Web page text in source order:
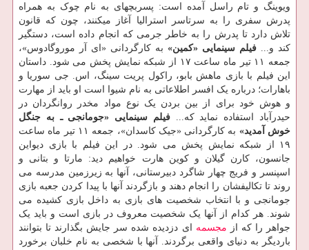
ویوینگ و تام راسل آمده است: پسربچه‎ای به نام چوک به همراه
پدرش سفری را به سرتاسر استرالیا آغاز می‎کنند، چون که قانون
تلاش دارد تا پدرش را به خاطر جرمی که انجام داده است، دستگیر
کند و... فیلم سینمایی «کمین» به کارگردانی «ای آر موروگادوس»،
جمعه ۱۱ تیر ماه ساعت ۱۷ از شبکه نمایش پخش می شود. داستان
این فیلم با بازی ماهش بابو، راکول پریت سینگ، اس. جی سوریا و
باهارات؛ درباره یک افسر اطلاعاتی به نام شیوا است او باید از مهارت
و هوش خود برای از بین بردن یک نوع مواد مخدر روانگردان در
حیدرآباد استفاده نماید که...فیلم سینمایی «جومانجی ـ به جنگل
خوش آمدید»
به کارگردانی «جیک کاسدان»، جمعه ۱۱ تیر ماه ساعت
۱۹ از شبکه نمایش پخش می شود. در این فیلم با بازی دیواین
جانسون، کارن گیلان و کوین هارت خواهیم دید: مارتا و بتانی و
اسپنسر و فریج چهار شاگرد دبیرستانی، آنها به زیرزمین مدرسه می
روند تا تکالیفشان را انجام دهند و بازگردند آنها با پیدا کردن جعبه بازی
جومانجی و با انتخاب شخصیت های بازی به داخل بازی کشیده می
شوند. هر کدام از آنها یک شخصیت معروف در بازی است و باید یک
جواهر را که از مجسمه ای دزدیده شده سر جایش بگذارند تا بتوانند
باردیگر به دنیای واقعی برگردند. آنها با شخصی به نام خلبان برخورد